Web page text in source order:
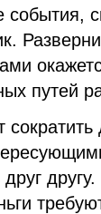
путей